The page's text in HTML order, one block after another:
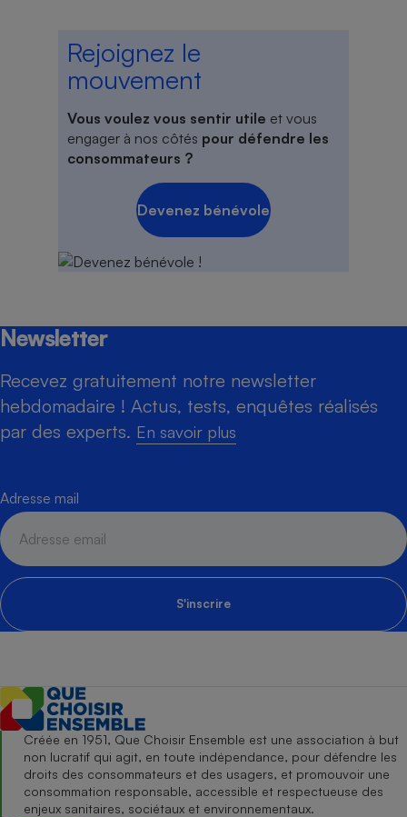
Rejoignez le
mouvement
Vous voulez vous sentir utile et vous
engager à nos côtés pour défendre les
consommateurs ?
Devenez bénévole
Newsletter
Recevez gratuitement notre newsletter
hebdomadaire ! Actus, tests, enquêtes réalisés
par des experts. En savoir plus
Adresse mail
S'inscrire
Créée en 1951, Que Choisir Ensemble est une association à but
non lucratif qui agit, en toute indépendance, pour défendre les
droits des consommateurs et des usagers, et promouvoir une
consommation responsable, accessible et respectueuse des
enjeux sanitaires, sociétaux et environnementaux.